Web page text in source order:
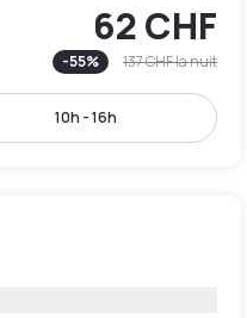
62 CHF
-55% 137 CHFla nuit
10h - 16h